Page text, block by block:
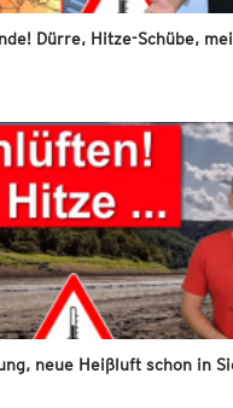
Dürre, Hitze-Schübe,
neue Heißluft schon in